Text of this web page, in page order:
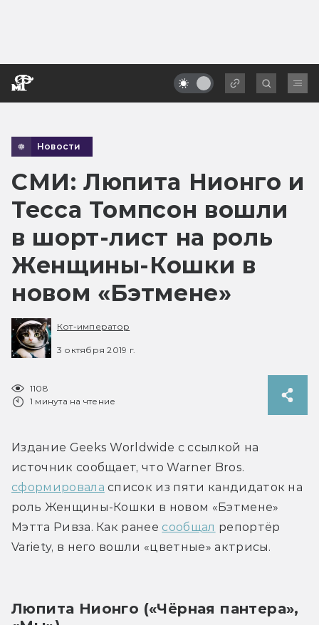
Новости
СМИ: Люпита Нионго и
Тесса Томпсон вошли
в шорт-лист на роль
Женщины-Кошки в
новом «Бэтмене»
Кот-император
3 октября 2019 г.
1108
1 минута на чтение
Издание Geeks Worldwide с ссылкой на
сформировала список из пяти кандидаток на
роль Женщины-Кошки в новом «Бэтмене»
Мэтта Ривза. Как ранее сообщал репортёр
Variety, в него вошли «цветные» актрисы.
Люпита Нионго («Чёрная пантера»,